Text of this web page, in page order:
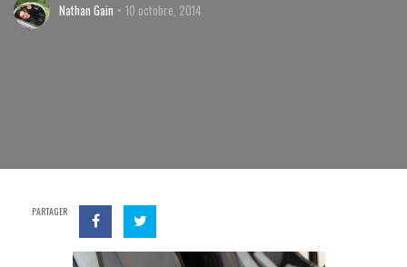
Nathan Gain 10 octobre, 2014
PARTAGER